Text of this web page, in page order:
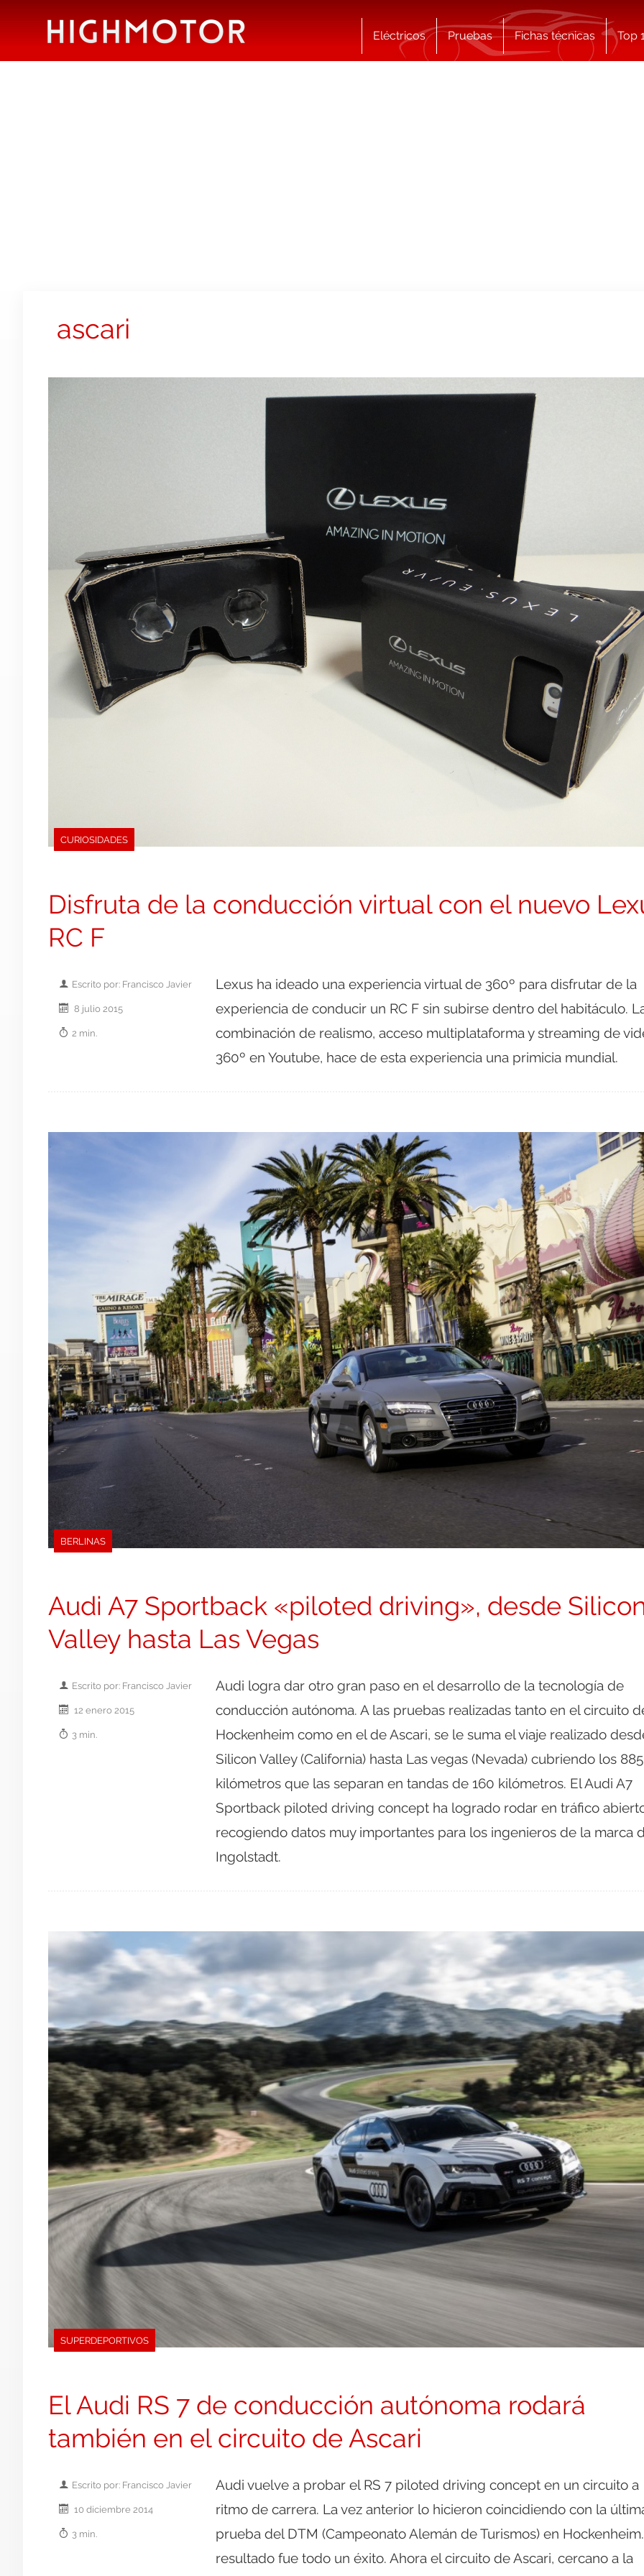
Eléctricos Pruebas Fichas técnicas Top
ascari
CURIOSIDADES
Disfruta de la conducción virtual con el nuevo
RC F
Escrito por: Francisco Javier
8 julio 2015
2 min.
Lexus ha ideado una experiencia virtual de 360º para disfrutar de la
experiencia de conducir un RC F sin subirse dentro del habitáculo.
combinación de realismo, acceso multiplataforma y streaming de
360º en Youtube, hace de esta experiencia una primicia mundial.
BERLINAS
Audi A7 Sportback «piloted driving», desde
Valley hasta Las Vegas
Escrito por: Francisco Javier
12 enero 2015
3 min.
Audi logra dar otro gran paso en el desarrollo de la tecnología de
conducción autónoma. A las pruebas realizadas tanto en el circuito
Hockenheim como en el de Ascari, se le suma el viaje realizado
Silicon Valley (California) hasta Las vegas (Nevada) cubriendo los 885
kilómetros que las separan en tandas de 160 kilómetros. El Audi A7
Sportback piloted driving concept ha logrado rodar en tráfico
recogiendo datos muy importantes para los ingenieros de la marca
Ingolstadt.
SUPERDEPORTIVOS
El Audi RS 7 de conducción autónoma rodará
también en el circuito de Ascari
Escrito por: Francisco Javier
10 diciembre 2014
3 min.
Audi vuelve a probar el RS 7 piloted driving concept en un circuito a
ritmo de carrera. La vez anterior lo hicieron coincidiendo con la
prueba del DTM (Campeonato Alemán de Turismos) en
resultado fue todo un éxito. Ahora el circuito de Ascari, cercano a la